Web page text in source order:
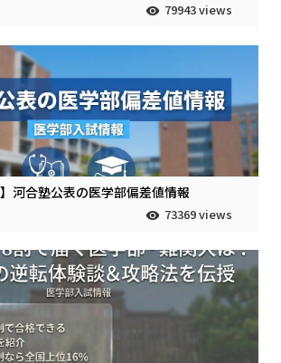
79943 views
河合塾公表の医学部偏差値情報
73369 views